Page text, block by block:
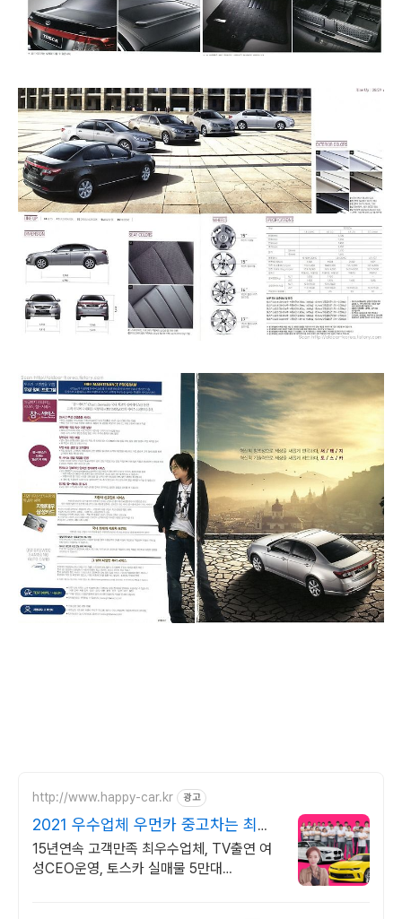
http://www.happy-car.kr 광고
2021 우수업체 우먼카 중고차는 최우
수모범업체에서!
15년연속 고객만족 최우수업체, TV출연 여
성CEO운영, 토스카 실매물 5만대